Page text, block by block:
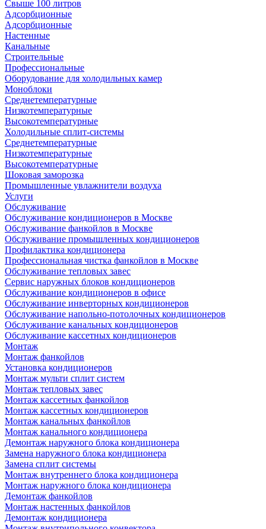
Свыше 100 литров
Адсорбционные
Адсорбционные
Настенные
Канальные
Строительные
Профессиональные
Оборудование для холодильных камер
Моноблоки
Среднетемпературные
Низкотемпературные
Высокотемпературные
Холодильные сплит-системы
Среднетемпературные
Низкотемпературные
Высокотемпературные
Шоковая заморозка
Промышленные увлажнители воздуха
Услуги
Обслуживание
Обслуживание кондиционеров в Москве
Обслуживание фанкойлов в Москве
Обслуживание промышленных кондиционеров
Профилактика кондиционера
Профессиональная чистка фанкойлов в Москве
Обслуживание тепловых завес
Сервис наружных блоков кондиционеров
Обслуживание кондиционеров в офисе
Обслуживание инверторных кондиционеров
Обслуживание напольно-потолочных кондиционеров
Обслуживание канальных кондиционеров
Обслуживание кассетных кондиционеров
Монтаж
Монтаж фанкойлов
Установка кондиционеров
Монтаж мульти сплит систем
Монтаж тепловых завес
Монтаж кассетных фанкойлов
Монтаж кассетных кондиционеров
Монтаж канальных фанкойлов
Монтаж канального кондиционера
Демонтаж наружного блока кондиционера
Замена наружного блока кондиционера
Замена сплит системы
Монтаж внутреннего блока кондиционера
Монтаж наружного блока кондиционера
Демонтаж фанкойлов
Монтаж настенных фанкойлов
Демонтаж кондиционера